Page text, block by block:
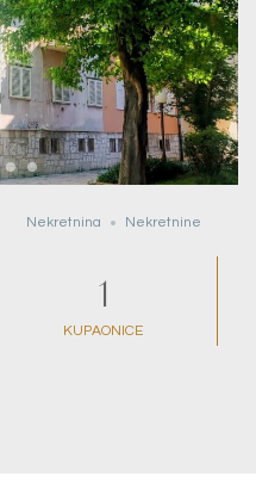
Nekretnina Nekretnine
1
KUPAONICE